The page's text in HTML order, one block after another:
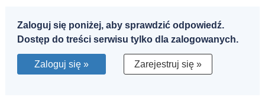
Zaloguj się poniżej, aby sprawdzić odpowiedź.
Dostęp do treści serwisu tylko dla zalogowanych.
Zaloguj się » Zarejestruj się »